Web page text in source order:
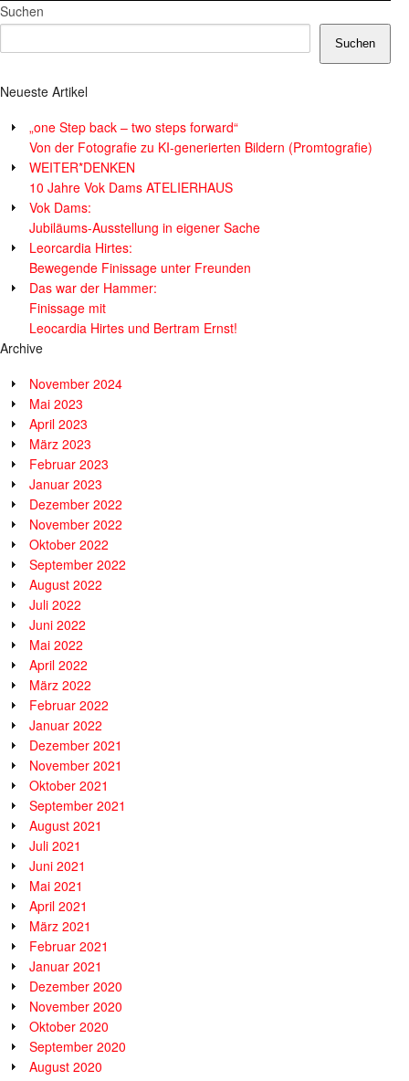
Suchen
Suchen
Neueste Artikel
„one Step back – two steps forward“
Von der Fotografie zu KI-generierten Bildern (Promtografie)
WEITER*DENKEN
10 Jahre Vok Dams ATELIERHAUS
Vok Dams:
Jubiläums-Ausstellung in eigener Sache
Leorcardia Hirtes:
Bewegende Finissage unter Freunden
Das war der Hammer:
Finissage mit
Leocardia Hirtes und Bertram Ernst!
Archive
November 2024
Mai 2023
April 2023
März 2023
Februar 2023
Januar 2023
Dezember 2022
November 2022
Oktober 2022
September 2022
August 2022
Juli 2022
Juni 2022
Mai 2022
April 2022
März 2022
Februar 2022
Januar 2022
Dezember 2021
November 2021
Oktober 2021
September 2021
August 2021
Juli 2021
Juni 2021
Mai 2021
April 2021
März 2021
Februar 2021
Januar 2021
Dezember 2020
November 2020
Oktober 2020
September 2020
August 2020